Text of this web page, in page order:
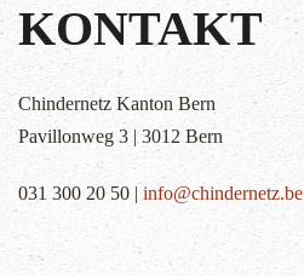
KONTAKT
Chindernetz Kanton Bern
Pavillonweg 3 | 3012 Bern
031 300 20 50 | info@chindernetz.be